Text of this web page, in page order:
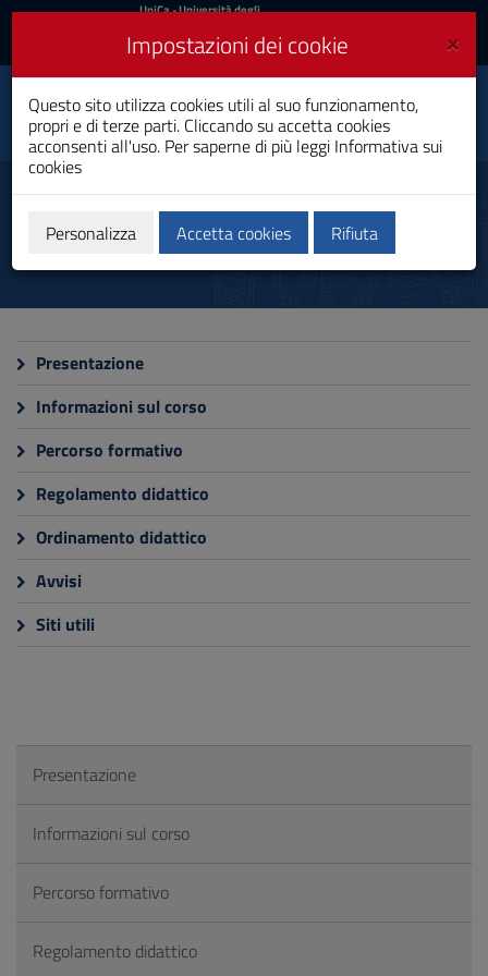
Vai
al
navigazione
sito
al
Footer
UniCa
Accedi
UniCa- Università degli
Accedi UniCA News
Toggle
navigation
Fisica
Laurea Magistrale
Corso
Presentazione
Informazioni sul corso
Percorso formativo
Regolamento didattico
Ordinamento didattico
Avvisi
Siti utili
Presentazione
Informazioni sul corso
Percorso formativo
Regolamento didattico
×
Impostazioni dei cookie
Questo sito utilizza cookies utili al suo funzionamento,
propri e di terze parti. Cliccando su accetta cookies
acconsenti all'uso. Per saperne di più leggi Informativa sui
cookies
Personalizza Accetta cookies Rifiuta